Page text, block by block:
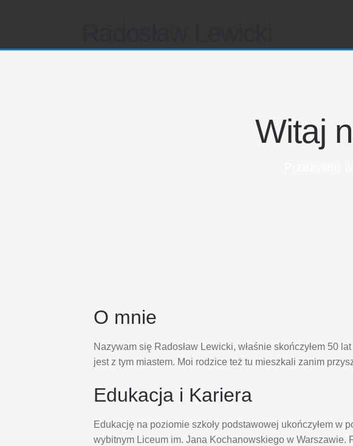
Witaj
O mnie
Nazywam się Radosław Lewicki, właśnie skończyłem 50
jest z tym miastem. Moi rodzice też tu mieszkali zanim
Edukacja i Kariera
Edukację na poziomie szkoły podstawowej ukończyłem
wybitnym Liceum im. Jana Kochanowskiego w Warszawie.